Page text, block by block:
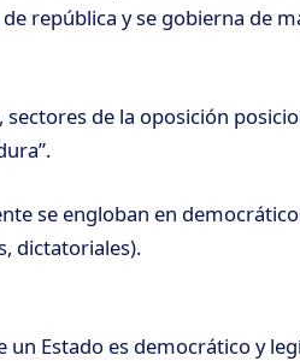
república y se gobierna de
de la oposición
se engloban en
dictatoriales).
Estado es democrático y